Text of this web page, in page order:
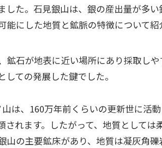
た。石見銀山は、銀の産出量が多い
にした地質と鉱脈の特徴について紹
石が地表に近い場所にあり採取し
ての発展した鍵でした。
は、160万年前くらいの更新世に活
れます。したがって、地質としては
の主要鉱床があり、地質は凝灰角